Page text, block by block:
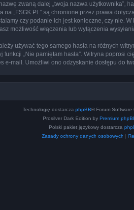
zwaną dalej „twoja nazwa użytkownika”,
„FSGK.PL” są chronione przez prawa
czy podanie ich jest konieczne, czy nie.
możliwość włączenia lub wyłączenia
używać tego samego hasła na różnych
funkcji „Nie pamiętam hasła”. Witryna
e-mail. Umożliwi ono odzyskanie dostępu do
Technologię dostarcza phpBB® Forum Software
Prosilver Dark Edition by Premium
Polski pakiet językowy dostarcza
Zasady ochrony danych osobowych |